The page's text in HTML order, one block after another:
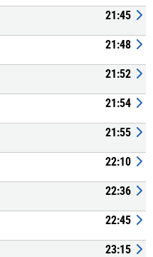
21:45
21:48
21:52
21:54
21:55
22:10
22:36
22:45
23:15